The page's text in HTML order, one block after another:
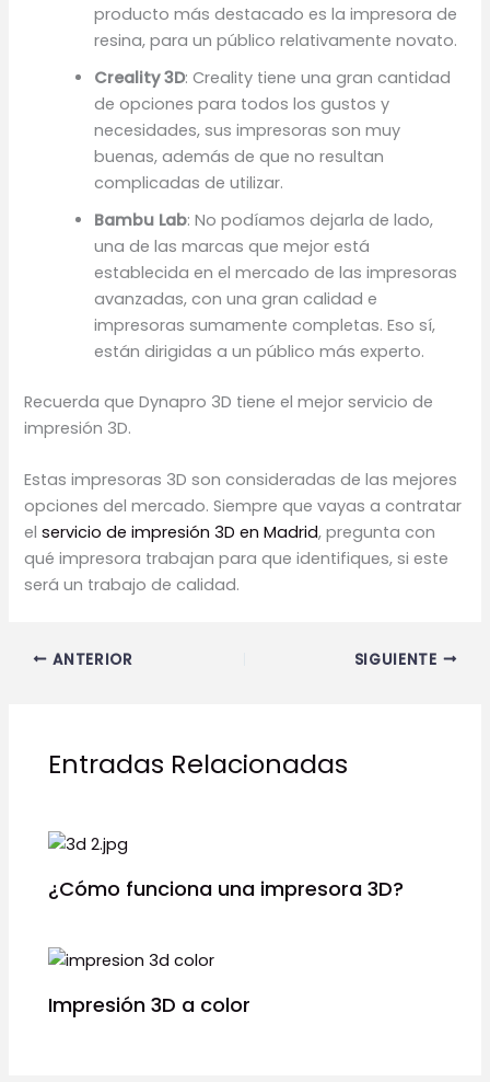
producto más destacado es la impresora de
resina, para un público relativamente novato.
Creality 3D: Creality tiene una gran cantidad
de opciones para todos los gustos y
necesidades, sus impresoras son muy
buenas, además de que no resultan
complicadas de utilizar.
Bambu Lab: No podíamos dejarla de lado,
una de las marcas que mejor está
establecida en el mercado de las impresoras
avanzadas, con una gran calidad e
impresoras sumamente completas. Eso sí,
están dirigidas a un público más experto.
Recuerda que Dynapro 3D tiene el mejor servicio de
impresión 3D.
Estas impresoras 3D son consideradas de las mejores
opciones del mercado. Siempre que vayas a contratar
elservicio de impresión 3D en Madrid, pregunta con
qué impresora trabajan para que identifiques, si este
será un trabajo de calidad.
ANTERIOR SIGUIENTE
Entradas Relacionadas
¿Cómo funciona una impresora 3D?
Impresión 3D a color